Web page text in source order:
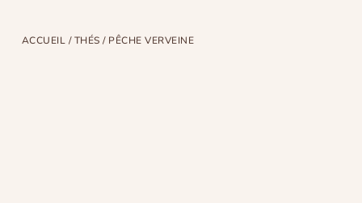
ACCUEIL /THÉS / PÊCHE VERVEINE